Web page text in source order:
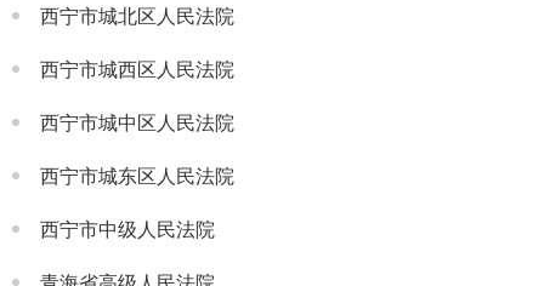
西宁市城北区人民法院
西宁市城西区人民法院
西宁市城中区人民法院
西宁市城东区人民法院
西宁市中级人民法院